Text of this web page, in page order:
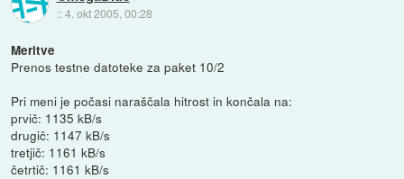
::4. okt 2005, 00:28
Meritve
Prenos testne datoteke za paket 10/2
Pri meni je počasi naraščala hitrost in končala na:
prvič: 1135 kB/s
drugič: 1147 kB/s
tretjič: 1161 kB/s
četrtič: 1161 kB/s